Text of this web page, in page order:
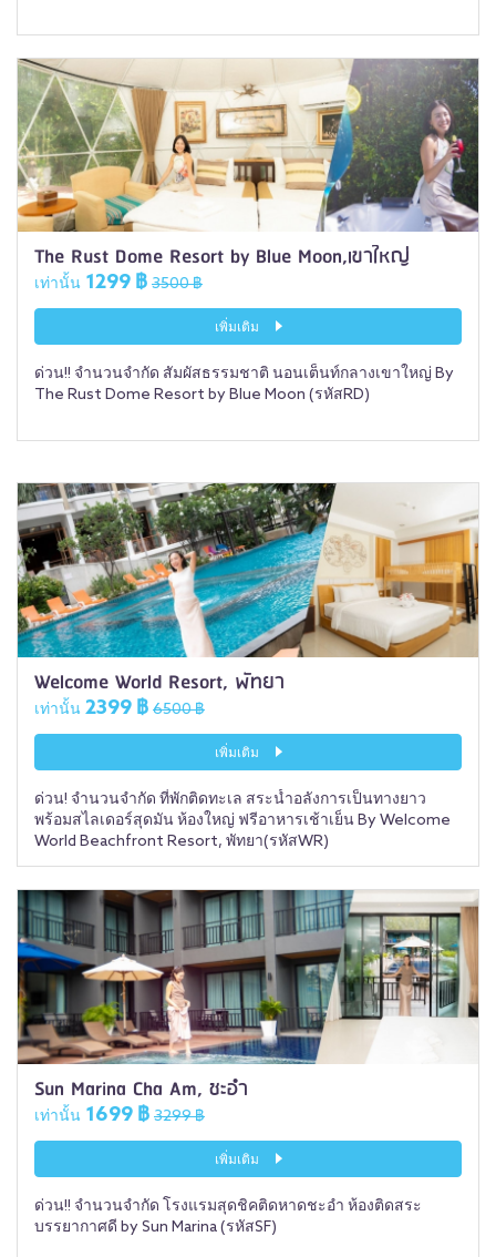
The Rust Dome Resort by Blue Moon,เขาใหญ่
เท่านั้น 1299 ฿ 3500 ฿
เพิ่มเติม
ด่วน!! จำนวนจำกัด สัมผัสธรรมชาติ นอนเต็นท์กลางเขาใหญ่ By
The Rust Dome Resort by Blue Moon (รหัสRD)
Welcome World Resort, พัทยา
เท่านั้น 2399 ฿ 6500 ฿
เพิ่มเติม
ด่วน! จำนวนจำกัด ที่พักติดทะเล สระน้ำอลังการเป็นทางยาว
พร้อมสไลเดอร์สุดมัน ห้องใหญ่ ฟรีอาหารเช้าเย็น By Welcome
World Beachfront Resort, พัทยา(รหัสWR)
Sun Marina Cha Am, ชะอำ
เท่านั้น 1699 ฿ 3299 ฿
เพิ่มเติม
ด่วน!! จำนวนจำกัด โรงแรมสุดชิคติดหาดชะอำ ห้องติดสระ
บรรยากาศดี by Sun Marina (รหัสSF)